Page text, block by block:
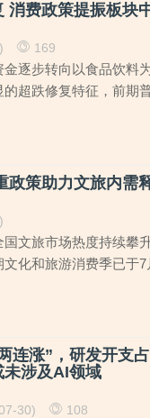
消费政策提振板块
169
逐步转向以食品饮料
超跌修复特征，前期
政策助力文旅内需
文旅市场热度持续攀
化和旅游消费季已于
连涨”，研发开支
涉及AI领域
30) 108